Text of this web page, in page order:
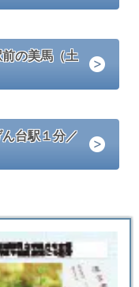
の美馬（土
台駅１分／